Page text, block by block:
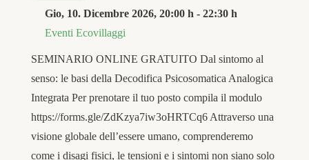
Gio, 10. Dicembre 2026, 20:00 h - 22:30 h
Eventi Ecovillaggi
SEMINARIO ONLINE GRATUITO Dal sintomo al
senso: le basi della Decodifica Psicosomatica Analogica
Integrata Per prenotare il tuo posto compila il modulo
https://forms.gle/ZdKzya7iw3oHRTCq6 Attraverso una
visione globale dell’essere umano, comprenderemo
come i disagi fisici, le tensioni e i sintomi non siano solo